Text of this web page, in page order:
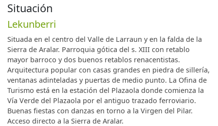
Situación
Lekunberri
Situada en el centro del Valle de Larraun y en la falda de la
Sierra de Aralar. Parroquia gótica del s. XIII con retablo
mayor barroco y dos buenos retablos renacentistas.
Arquitectura popular con casas grandes en piedra de sillería,
ventanas adinteladas y puertas de medio punto. La Ofina de
Turismo está en la estación del Plazaola donde comienza la
Vía Verde del Plazaola por el antiguo trazado ferroviario.
Buenas fiestas con danzas en torno a la Virgen del Pilar.
Acceso directo a la Sierra de Aralar.